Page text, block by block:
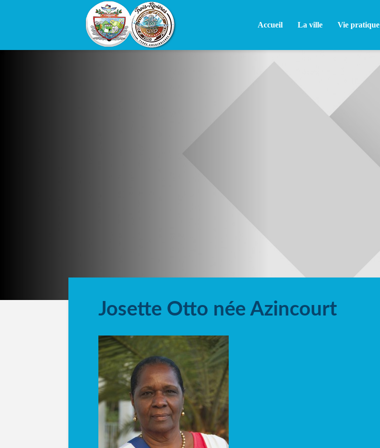
Accueil La ville Vie pratique
Josette Otto née Azincourt